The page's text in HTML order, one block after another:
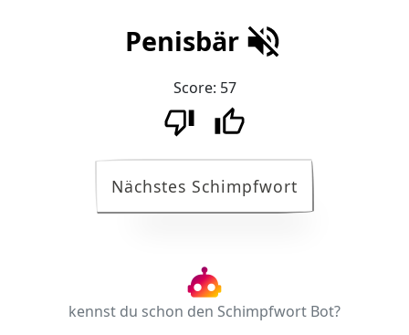
Penisbär
Score: 57
Nächstes Schimpfwort
kennst du schon den Schimpfwort Bot?